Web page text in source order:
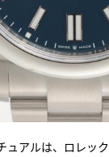
ュアルは、ロレッ